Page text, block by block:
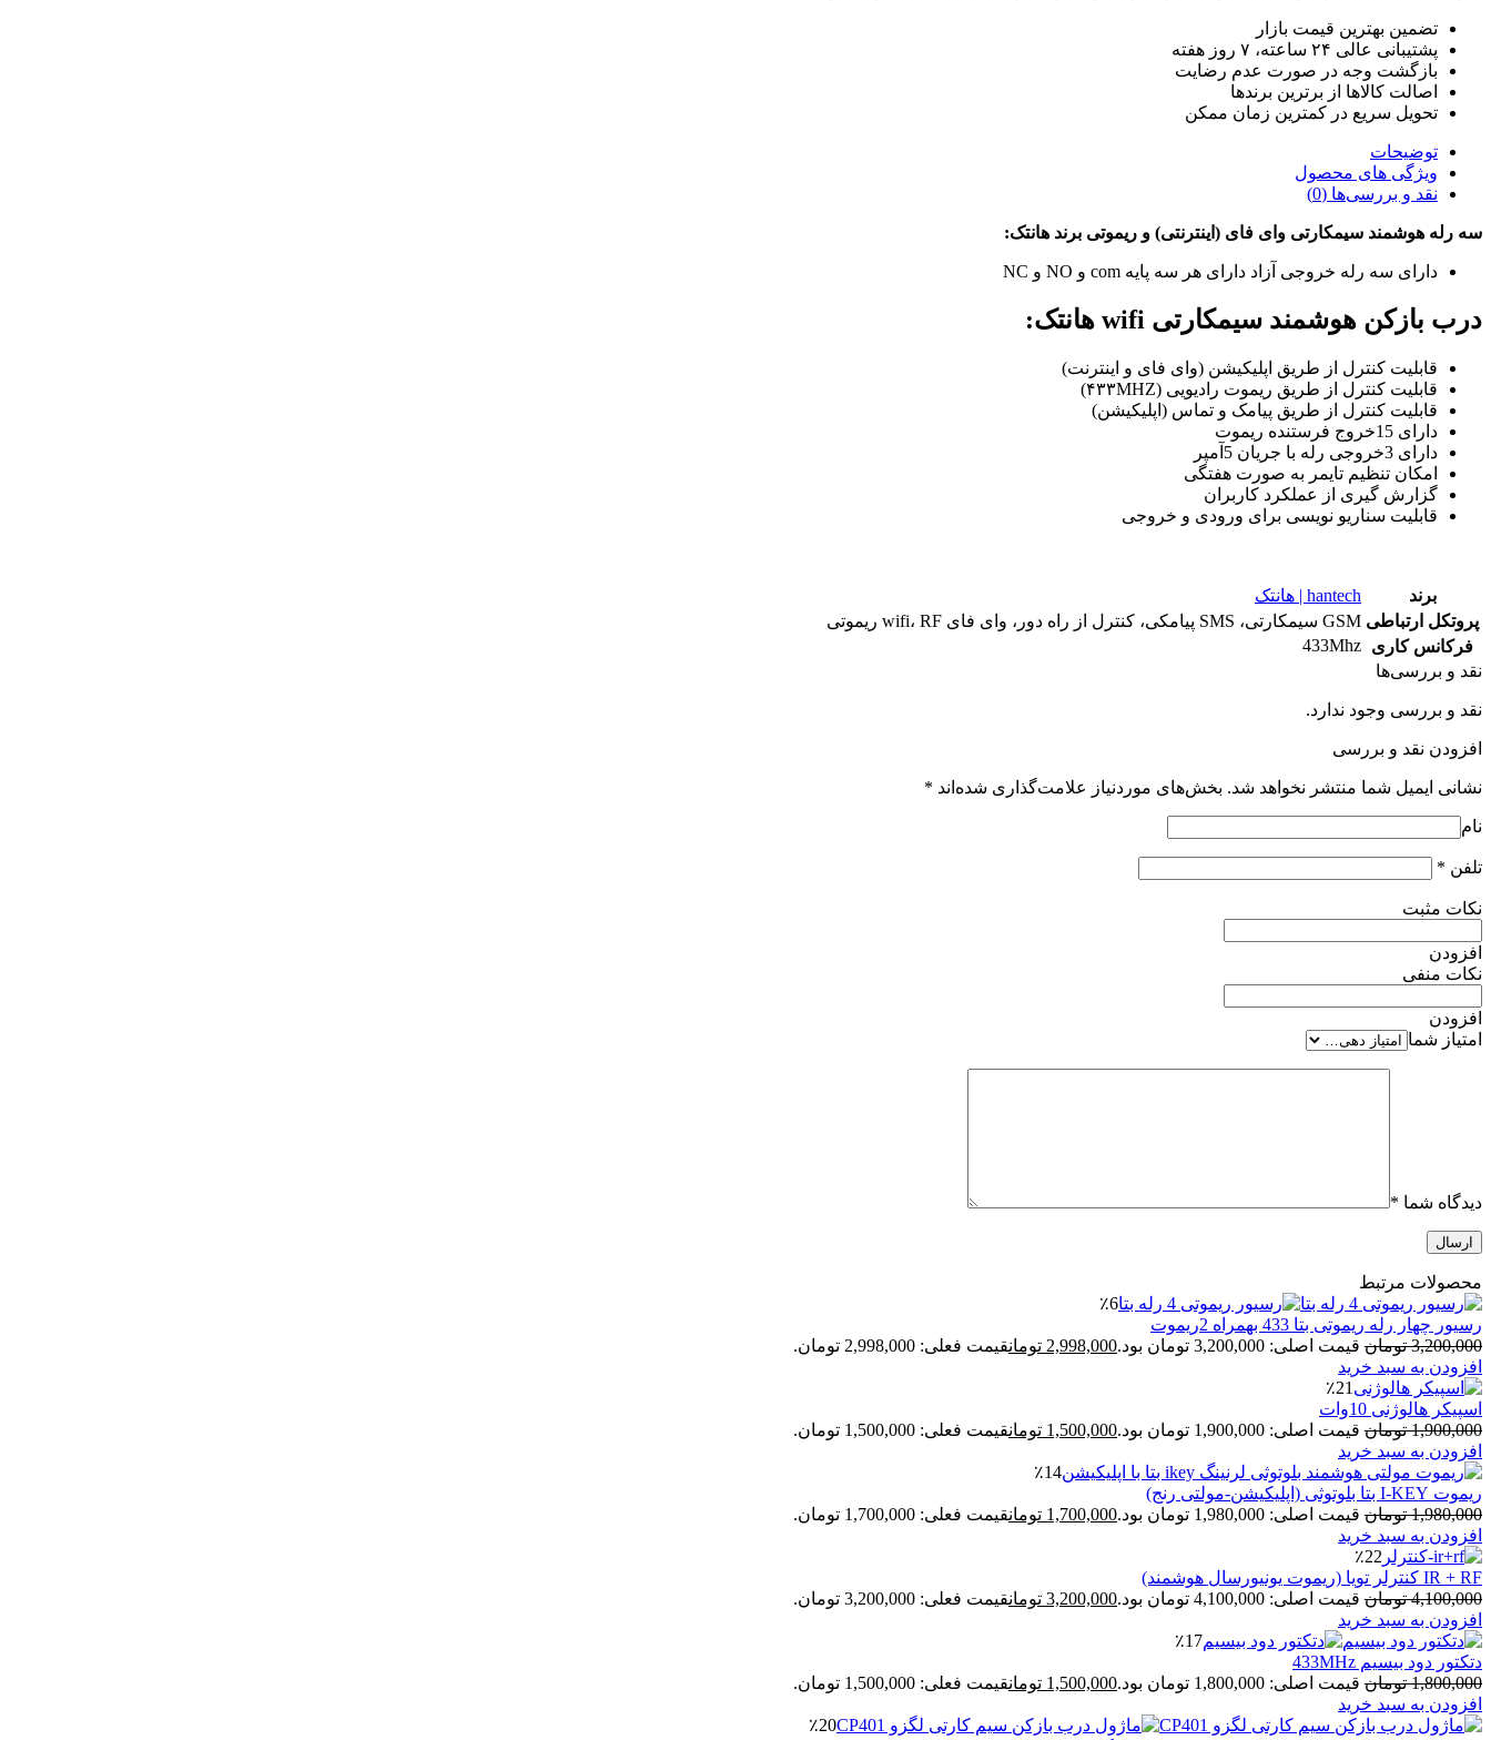
تضمین بهترین قیمت بازار
پشتیبانی عالی ۲۴ ساعته، ۷ روز هفته
بازگشت وجه در صورت عدم رضایت
اصالت کالاها از برترین برندها
تحویل سریع در کمترین زمان ممکن
توضیحات
ویژگی های محصول
نقد و بررسی‌ها (0)
سه رله هوشمند سیمکارتی وای فای (اینترنتی) و ریموتی برند هانتک:
دارای سه رله خروجی آزاد دارای هر سه پایه com و NO و NC
درب بازکن هوشمند سیمکارتی wifi هانتک:
قابلیت کنترل از طریق اپلیکیشن (وای فای و اینترنت)
قابلیت کنترل از طریق ریموت رادیویی (۴۳۳MHZ)
قابلیت کنترل از طریق پیامک و تماس (اپلیکیشن)
دارای 15خروج فرستنده ریموت
دارای 3خروجی رله با جریان 5آمپر
امکان تنظیم تایمر به صورت هفتگی
گزارش گیری از عملکرد کاربران
قابلیت سناریو نویسی برای ورودی و خروجی
برند
hantech | هانتک
پروتکل ارتباطی GSM سیمکارتی، SMS پیامکی، کنترل از راه دور، وای فای wifi، RF ریموتی
فرکانس کاری 433Mhz
نقد و بررسی‌ها
نقد و بررسی وجود ندارد.
افزودن نقد و بررسی
نشانی ایمیل شما منتشر نخواهد شد. بخش‌های موردنیاز علامت‌گذاری شده‌اند *
نام
تلفن *
نکات مثبت
افزودن
نکات منفی
افزودن
امتیاز شما
دیدگاه شما *
محصولات مرتبط
٪6
رسیور چهار رله ریموتی بتا 433 بهمراه 2ریموت
3,200,000 تومان قیمت اصلی: 3,200,000 تومان بود. 2,998,000 تومانقیمت فعلی: 2,998,000 تومان.
افزودن به سبد خرید
٪21
اسپیکر هالوژنی 10وات
1,900,000 تومان قیمت اصلی: 1,900,000 تومان بود. 1,500,000 تومانقیمت فعلی: 1,500,000 تومان.
افزودن به سبد خرید
٪14
ریموت I-KEY بتا بلوتوثی (اپلیکیشن-مولتی رنج)
1,980,000 تومان قیمت اصلی: 1,980,000 تومان بود. 1,700,000 تومانقیمت فعلی: 1,700,000 تومان.
افزودن به سبد خرید
٪22
IR + RF کنترلر تویا (ریموت یونیورسال هوشمند)
4,100,000 تومان قیمت اصلی: 4,100,000 تومان بود. 3,200,000 تومانقیمت فعلی: 3,200,000 تومان.
افزودن به سبد خرید
٪17
دتکتور دود بیسیم 433MHz
1,800,000 تومان قیمت اصلی: 1,800,000 تومان بود. 1,500,000 تومانقیمت فعلی: 1,500,000 تومان.
افزودن به سبد خرید
٪20